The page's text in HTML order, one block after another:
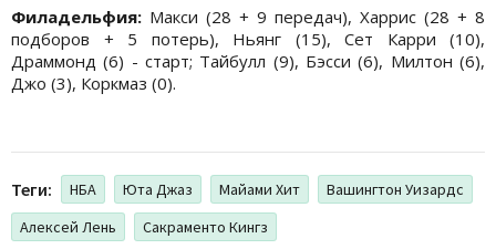
Филадельфия: Макси (28 + 9 передач), Харрис (28 + 8
подборов + 5 потерь), Ньянг (15), Сет Карри (10),
Драммонд (6) - старт; Тайбулл (9), Бэсси (6), Милтон (6),
Джо (3), Коркмаз (0).
Теги: НБА Юта Джаз Майами Хит
Вашингтон Уизардс
Алексей Лень
Сакраменто Кингз